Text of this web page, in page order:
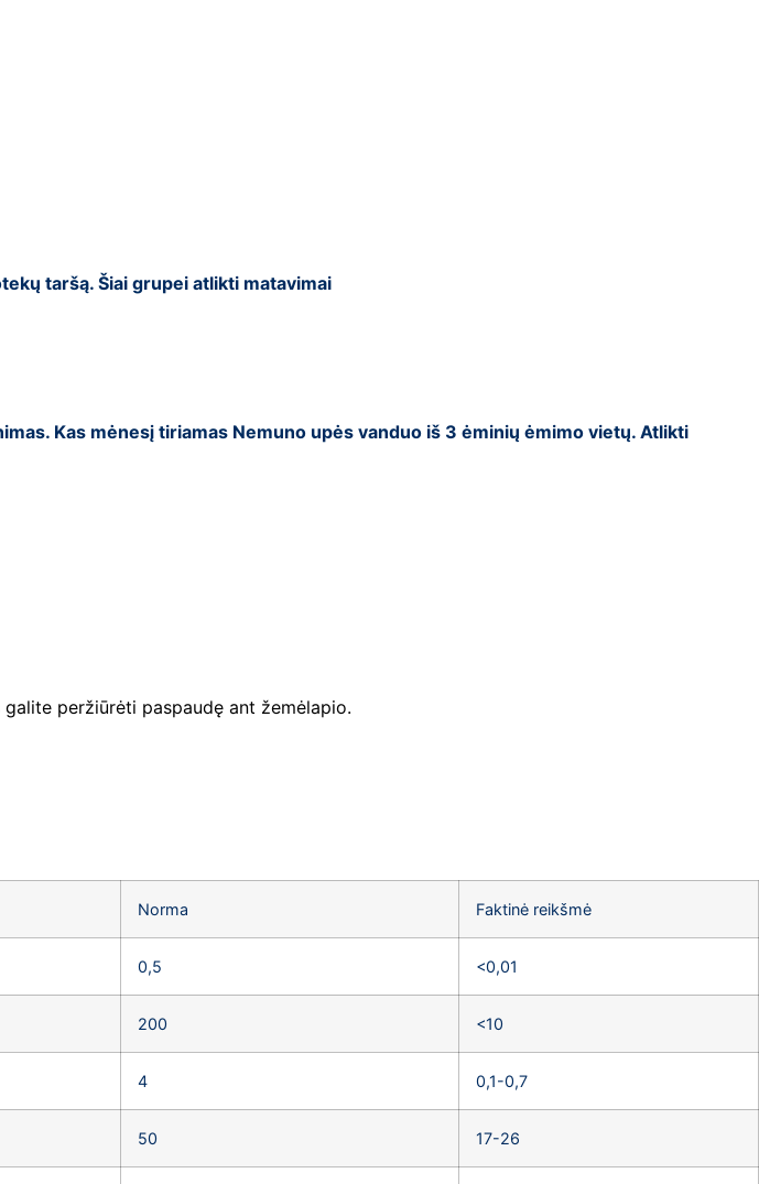
taršą. Šiai grupei atlikti matavimai
Kas mėnesį tiriamas Nemuno upės vanduo iš 3 ėminių ėmimo vietų. Atlikti
peržiūrėti paspaudę ant žemėlapio.
Norma Faktinė reikšmė
0,5 <0,01
200 <10
4 0,1-0,7
50 17-26